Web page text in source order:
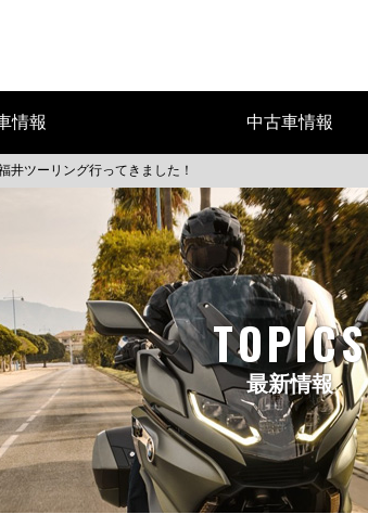
情報 中古車情報
井ツーリング行ってきました！
TOPICS
最新情報